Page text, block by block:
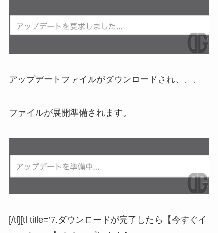
アップデートファイルがダウンロードされ、、、
ファイルが展開準備されます。
[/tl][tl title=’7.ダウンロードが完了したら【今すぐイ